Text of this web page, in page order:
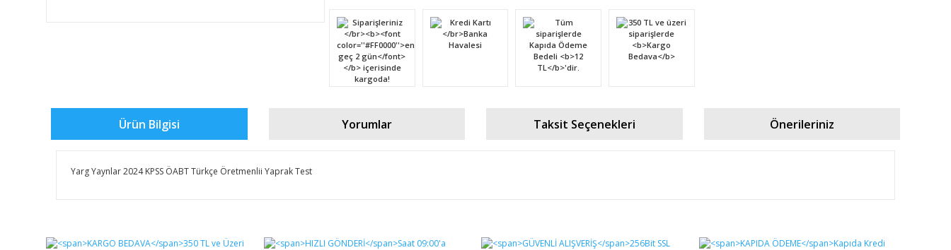
Ürün Bilgisi Yorumlar Taksit Seçenekleri Önerileriniz
Yarg Yaynlar 2024 KPSS ÖABT Türkçe Öretmenlii Yaprak Test
Bu ürüne ilk yorumu siz yapın!
Görüş ve önerileriniz için teşekkür ederiz.